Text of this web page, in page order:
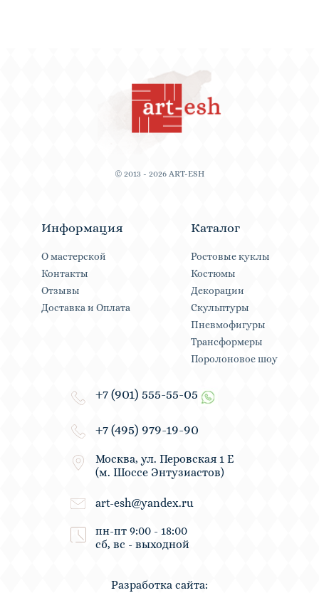
© 2013 - 2026 ART-ESH
Информация
О мастерской
Контакты
Отзывы
Доставка и Оплата
Каталог
Ростовые куклы
Костюмы
Декорации
Скульптуры
Пневмофигуры
Трансформеры
Поролоновое шоу
+7 (901) 555-55-05
+7 (495) 979-19-90
Москва, ул. Перовская 1 Е
(м. Шоссе Энтузиастов)
art-esh@yandex.ru
пн-пт 9:00 - 18:00
сб, вс - выходной
Разработка сайта: